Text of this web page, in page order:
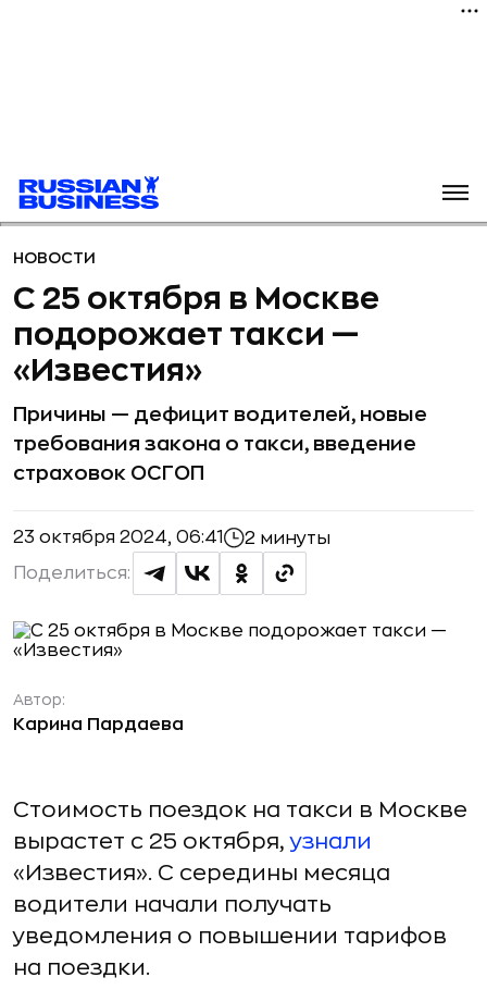
НОВОСТИ
С 25 октября в Москве
подорожает такси —
«Известия»
Причины — дефицит водителей, новые
требования закона о такси, введение
страховок ОСГОП
23 октября 2024, 06:41 2 минуты
Поделиться:
Автор:
Карина Пардаева
Стоимость поездок на такси в Москве
вырастет с 25 октября,узнали
«Известия». С середины месяца
водители начали получать
уведомления о повышении тарифов
на поездки.